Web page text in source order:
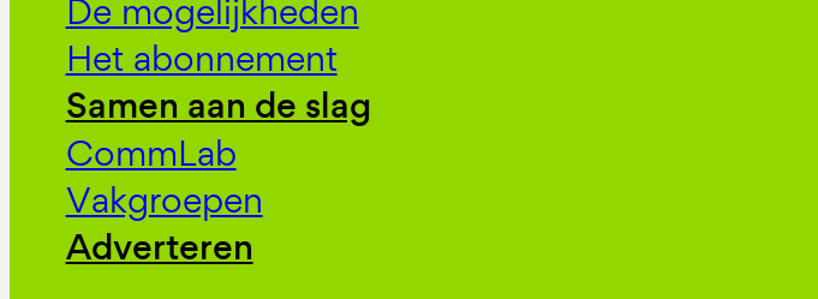
De mogelijkheden
Het abonnement
Samen aan de slag
CommLab
Vakgroepen
Adverteren